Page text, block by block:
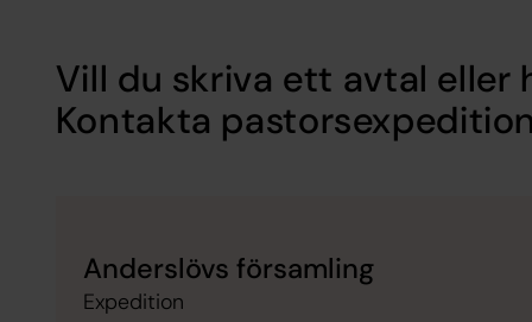
Vill du skriva ett avtal eller
Kontakta
Anderslövs församling
Expedition